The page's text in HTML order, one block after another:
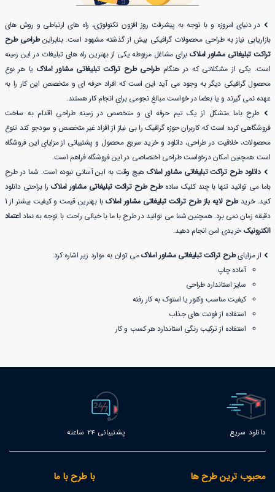
در دنیای امروزه و با توجه به پیشرفت روز افزون تکنولوژی، راه های ارتباطی و روش های
بازاریابی نیاز به طراحی محصولات گرافیکی بیش از گذشته مشهود است. بنابراینطراحی طرح
تراکت تبلیغاتی مشاور املاکبرای مشاغل مربوطه یکی از بهترین راه های تبلیغات در این زمینه
است. یکی از مشکلاتی که در هنگامطراحی طرح تراکت تبلیغاتی مشاور املاک یا هر نوع
محصول گرافیکی دیگر به وجود می آید این است که افراد حرفه ای و متخصص این کار را به
عهده نمی گیرند و یا بعضا در خواست مبالغ نجومی برای انجام کار هستند.
طرح باما متشکل از یک تیم حرفه ای و متخصص در زمینه طراحی اقدام به ساخت
فروشگاهی کرده است که کاربران حوزه گرافیک را بی نیاز از افراد غیر متخصص و سودجو کند تنوع
محصولات، خلاقیت در طراحی، دانلود و خرید سریع محصول و پشتیبانی از مزایای این فروشگاه
است همچنین امکان درخواست طراحی اختصاصی در این فروشگاه فراهم است.
دانلود طرح تراکت تبلیغاتی مشاور املاکهیچ وقت به این آسانی نبوده است. شما در طرح
باما می توانید تنها با چند کلیک سادهطرح طرح تراکت تبلیغاتی مشاور املاک را براحتی دانلود
کنید. خریدطرح لایه باز طرح تراکت تبلیغاتی مشاور املاک
با بهترین قیمت و کیفیت بیشتر از 1
دقیقه زمان نمی برد. همچنین شما می توانید در طرح با ما با خیالی راحت با توجه به نماداعتماد
الکترونیک خریدی امن انجام دهید.
از مزایایطرح تراکت تبلیغاتی مشاور املاکمی توان به موارد زیر اشاره کرد:
آماده چاپ
سایز استاندارد طراحی
کیفیت مناسب وکتور یا استوک به کار رفته
استفاده از فونت های جذاب
استفاده از ترکیب رنگی استاندارد هر کسب و کار
دانلود سریع پشتیبانی 24 ساعته
محبوب ترین طرح ها با طرح با ما